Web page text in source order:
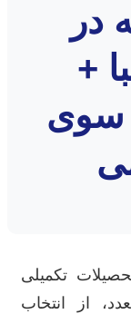
در
+
سوی
تکمیلی
از انتخاب